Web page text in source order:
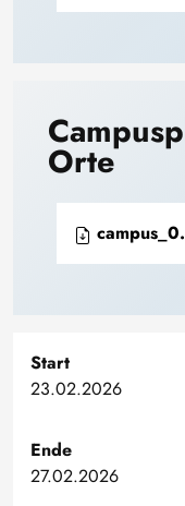
Orte
Start
23.02.2026
Ende
27.02.2026